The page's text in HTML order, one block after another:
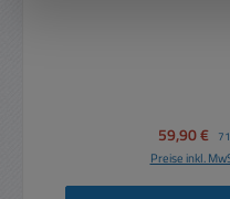
59,90 €
Preise inkl.